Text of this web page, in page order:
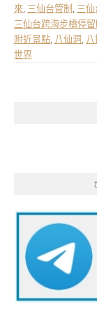
來 三仙台管制 三
三仙台跨海步橋停
附近景點 八仙洞
世界